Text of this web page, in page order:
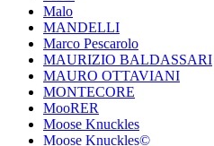
Malo
MANDELLI
Marco Pescarolo
MAURIZIO BALDASSARI
MAURO OTTAVIANI
MONTECORE
MooRER
Moose Knuckles
Moose Knuckles©️